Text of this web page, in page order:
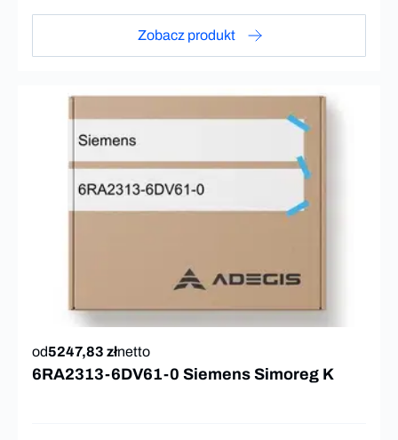
Zobacz produkt
od5247,83 złnetto
6RA2313-6DV61-0 Siemens Simoreg K